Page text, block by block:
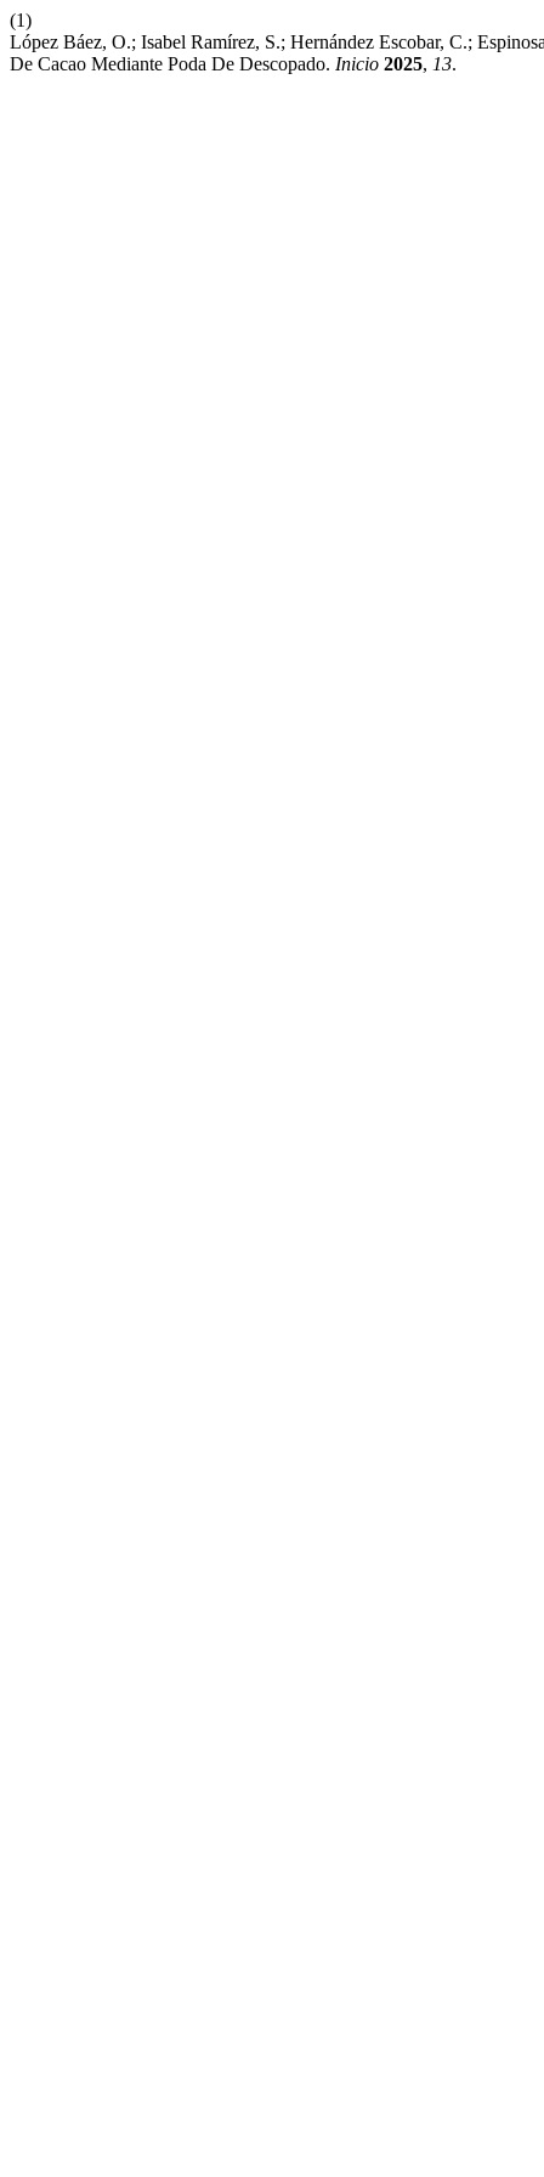
(1)
López Báez, O.; Isabel Ramírez, S.; Hernández Escobar, C.;
De Cacao Mediante Poda De Descopado. Inicio 2025, 13.